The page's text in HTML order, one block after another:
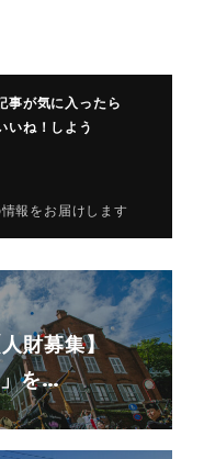
事が気に入ったら
いね！しよう
報をお届けします
財募集】
を…